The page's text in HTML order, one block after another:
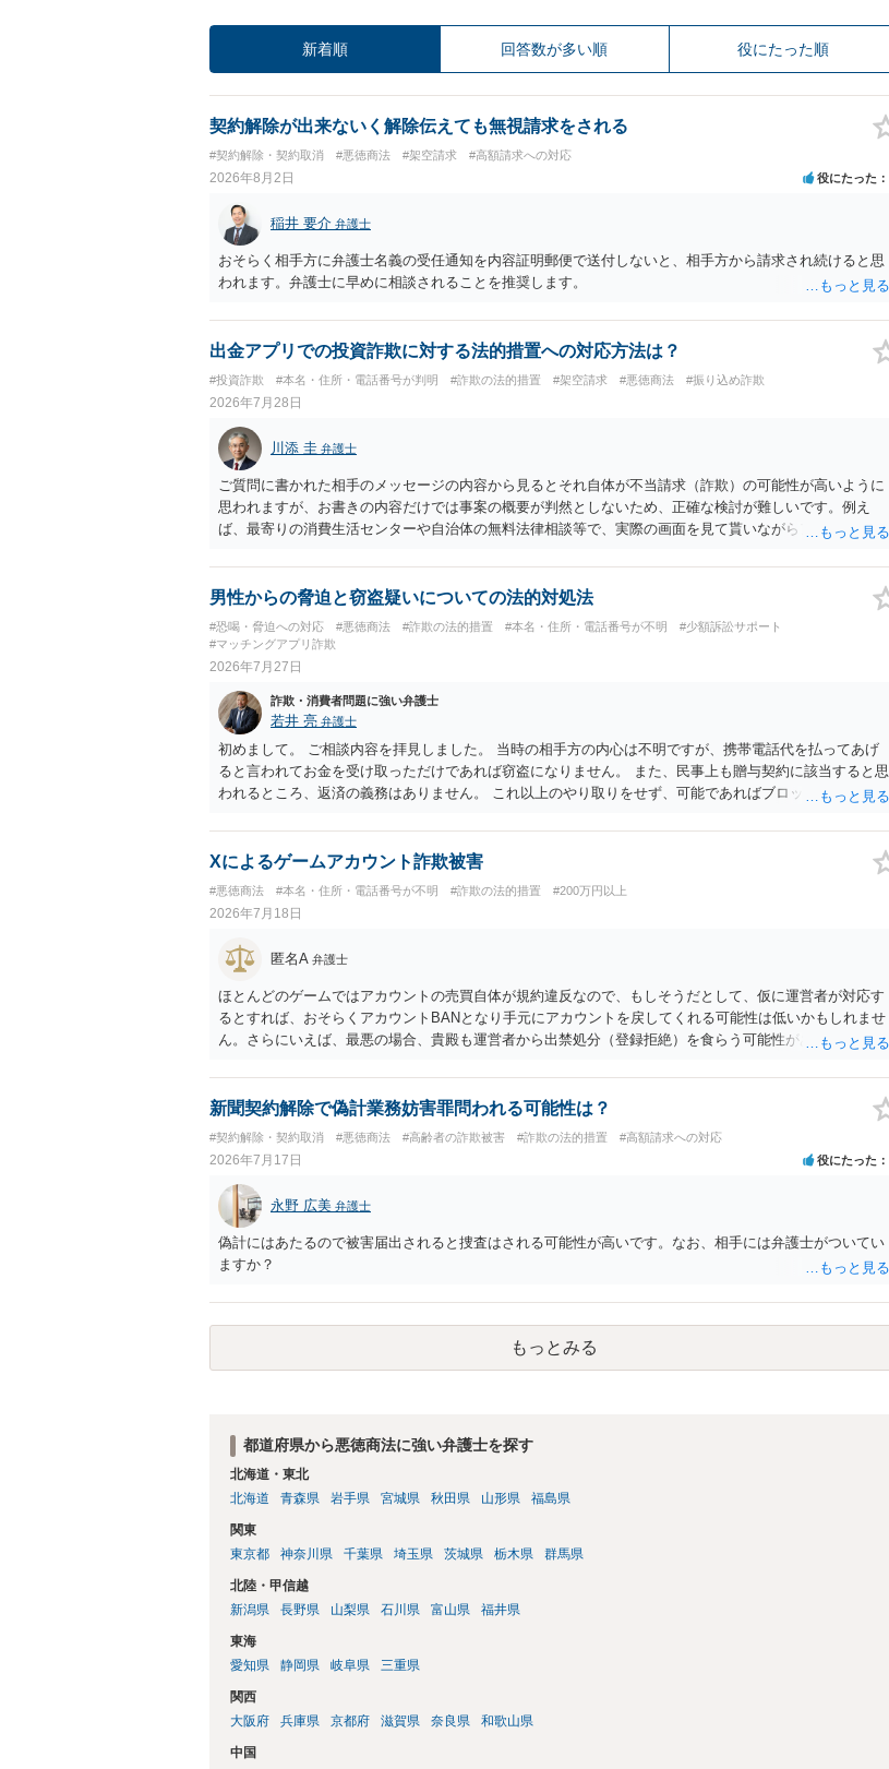
新着順 回答数が多い順 役にたった順
契約解除が出来ないく解除伝えても無視請求をされる
#契約解除・契約取消 #悪徳商法 #架空請求 #高額請求への対応
2026年8月2日 役にたった
稲井 要介 弁護士
おそらく相手方に弁護士名義の受任通知を内容証明郵便で送付しないと、相手方から請求され続けると思
われます。弁護士に早めに相談されることを推奨します。
出金アプリでの投資詐欺に対する法的措置への対応方法は？
#投資詐欺 #本名・住所・電話番号が判明 #詐欺の法的措置 #架空請求 #悪徳商法 #振り込め詐欺
2026年7月28日
川添 圭 弁護士
ご質問に書かれた相手のメッセージの内容から見るとそれ自体が不当請求（詐欺）の可能性が高いように
思われますが、お書きの内容だけでは事案の概要が判然としないため、正確な検討が難しいです。例え
ば、最寄りの消費生活センターや自治体の無料法律相談等で、実際の画面を見て貰いながらアドバイスう
男性からの脅迫と窃盗疑いについての法的対処法
#恐喝・脅迫への対応 #悪徳商法 #詐欺の法的措置 #本名・住所・電話番号が不明
#少額訴訟サポート
#マッチングアプリ詐欺
2026年7月27日
詐欺・消費者問題に強い弁護士
若井 亮 弁護士
初めまして。 ご相談内容を拝見しました。 当時の相手方の内心は不明ですが、携帯電話代を払ってあげ
ると言われてお金を受け取っただけであれば窃盗になりません。 また、民事上も贈与契約に該当すると思
われるところ、返済の義務はありません。 これ以上のやり取りをせず、可能であればブロックをするよう
になれば幸いです。
Xによるゲームアカウント詐欺被害
#悪徳商法 #本名・住所・電話番号が不明 #詐欺の法的措置 #200万円以上
2026年7月18日
匿名A 弁護士
ほとんどのゲームではアカウントの売買自体が規約違反なので、もしそうだとして、仮に運営者が対応す
るとすれば、おそらくアカウントBANとなり手元にアカウントを戻してくれる可能性は低いかもしれませ
ん。さらにいえば、最悪の場合、貴殿も運営者から出禁処分（登録拒絶）を食らう可能性があります。R
変わるかもしれませんが…
新聞契約解除で偽計業務妨害罪問われる可能性は？
#契約解除・契約取消 #悪徳商法 #高齢者の詐欺被害 #詐欺の法的措置 #高額請求への対応
2026年7月17日 役にたった
永野 広美 弁護士
偽計にはあたるので被害届出されると捜査はされる可能性が高いです。なお、相手には弁護士がついてい
ますか？
もっとみる
都道府県から悪徳商法に強い弁護士を探す
北海道・東北
北海道
青森県 岩手県 宮城県 秋田県 山形県 福島県
関東
東京都
神奈川県 千葉県 埼玉県 茨城県 栃木県 群馬県
北陸・甲信越
新潟県
長野県 山梨県 石川県 富山県 福井県
東海
愛知県
静岡県 岐阜県 三重県
関西
大阪府
兵庫県 京都府 滋賀県 奈良県 和歌山県
中国